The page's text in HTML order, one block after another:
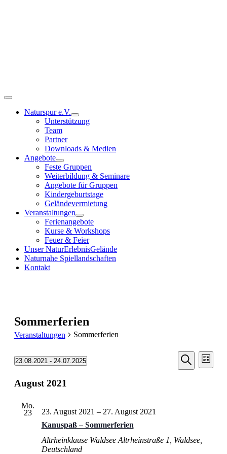
Toggle
NavigationNaturspur e.V.
Unterstützung
Team
Partner
Downloads & Medien
Angebote
Feste Gruppen
Weiterbildung & Seminare
Angebote für Gruppen
Kindergeburtstage
Geländevermietung
Veranstaltungen
Ferienangebote
Kurse & Workshops
Feuer & Feier
Unser NaturErlebnisGelände
Naturnahe Spiellandschaften
Kontakt
Sommerferien
Veranstaltungen Sommerferien
Veranstaltungen
Suche
Suche
Liste
23.08.2021 - 24.07.2025
wählen.
August 2021
Mo.
23
Kanuspaß – Sommerferien
23. August 2021 – 27. August 2021
Altrheinklause Waldsee Altrheinstraße 1, Waldsee,
Deutschland